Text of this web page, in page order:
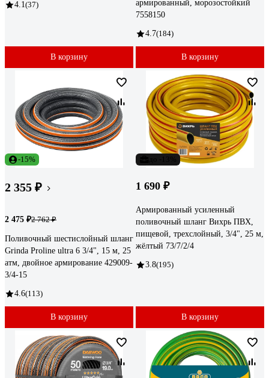
4.1 (37)
В корзину
армированный, морозостойкий
7558150
4.7(184)
В корзину
-15%
2 355 ₽
2 475 ₽2 762 ₽
Поливочный шестислойный шланг
Grinda Proline ultra 6 3/4", 15 м, 25
атм, двойное армирование 429009-
3/4-15
4.6(113)
В корзину
1 690 ₽
Армированный усиленный
поливочный шланг Вихрь ПВХ,
пищевой, трехслойный, 3/4", 25 м,
жёлтый 73/7/2/4
3.8(195)
В корзину